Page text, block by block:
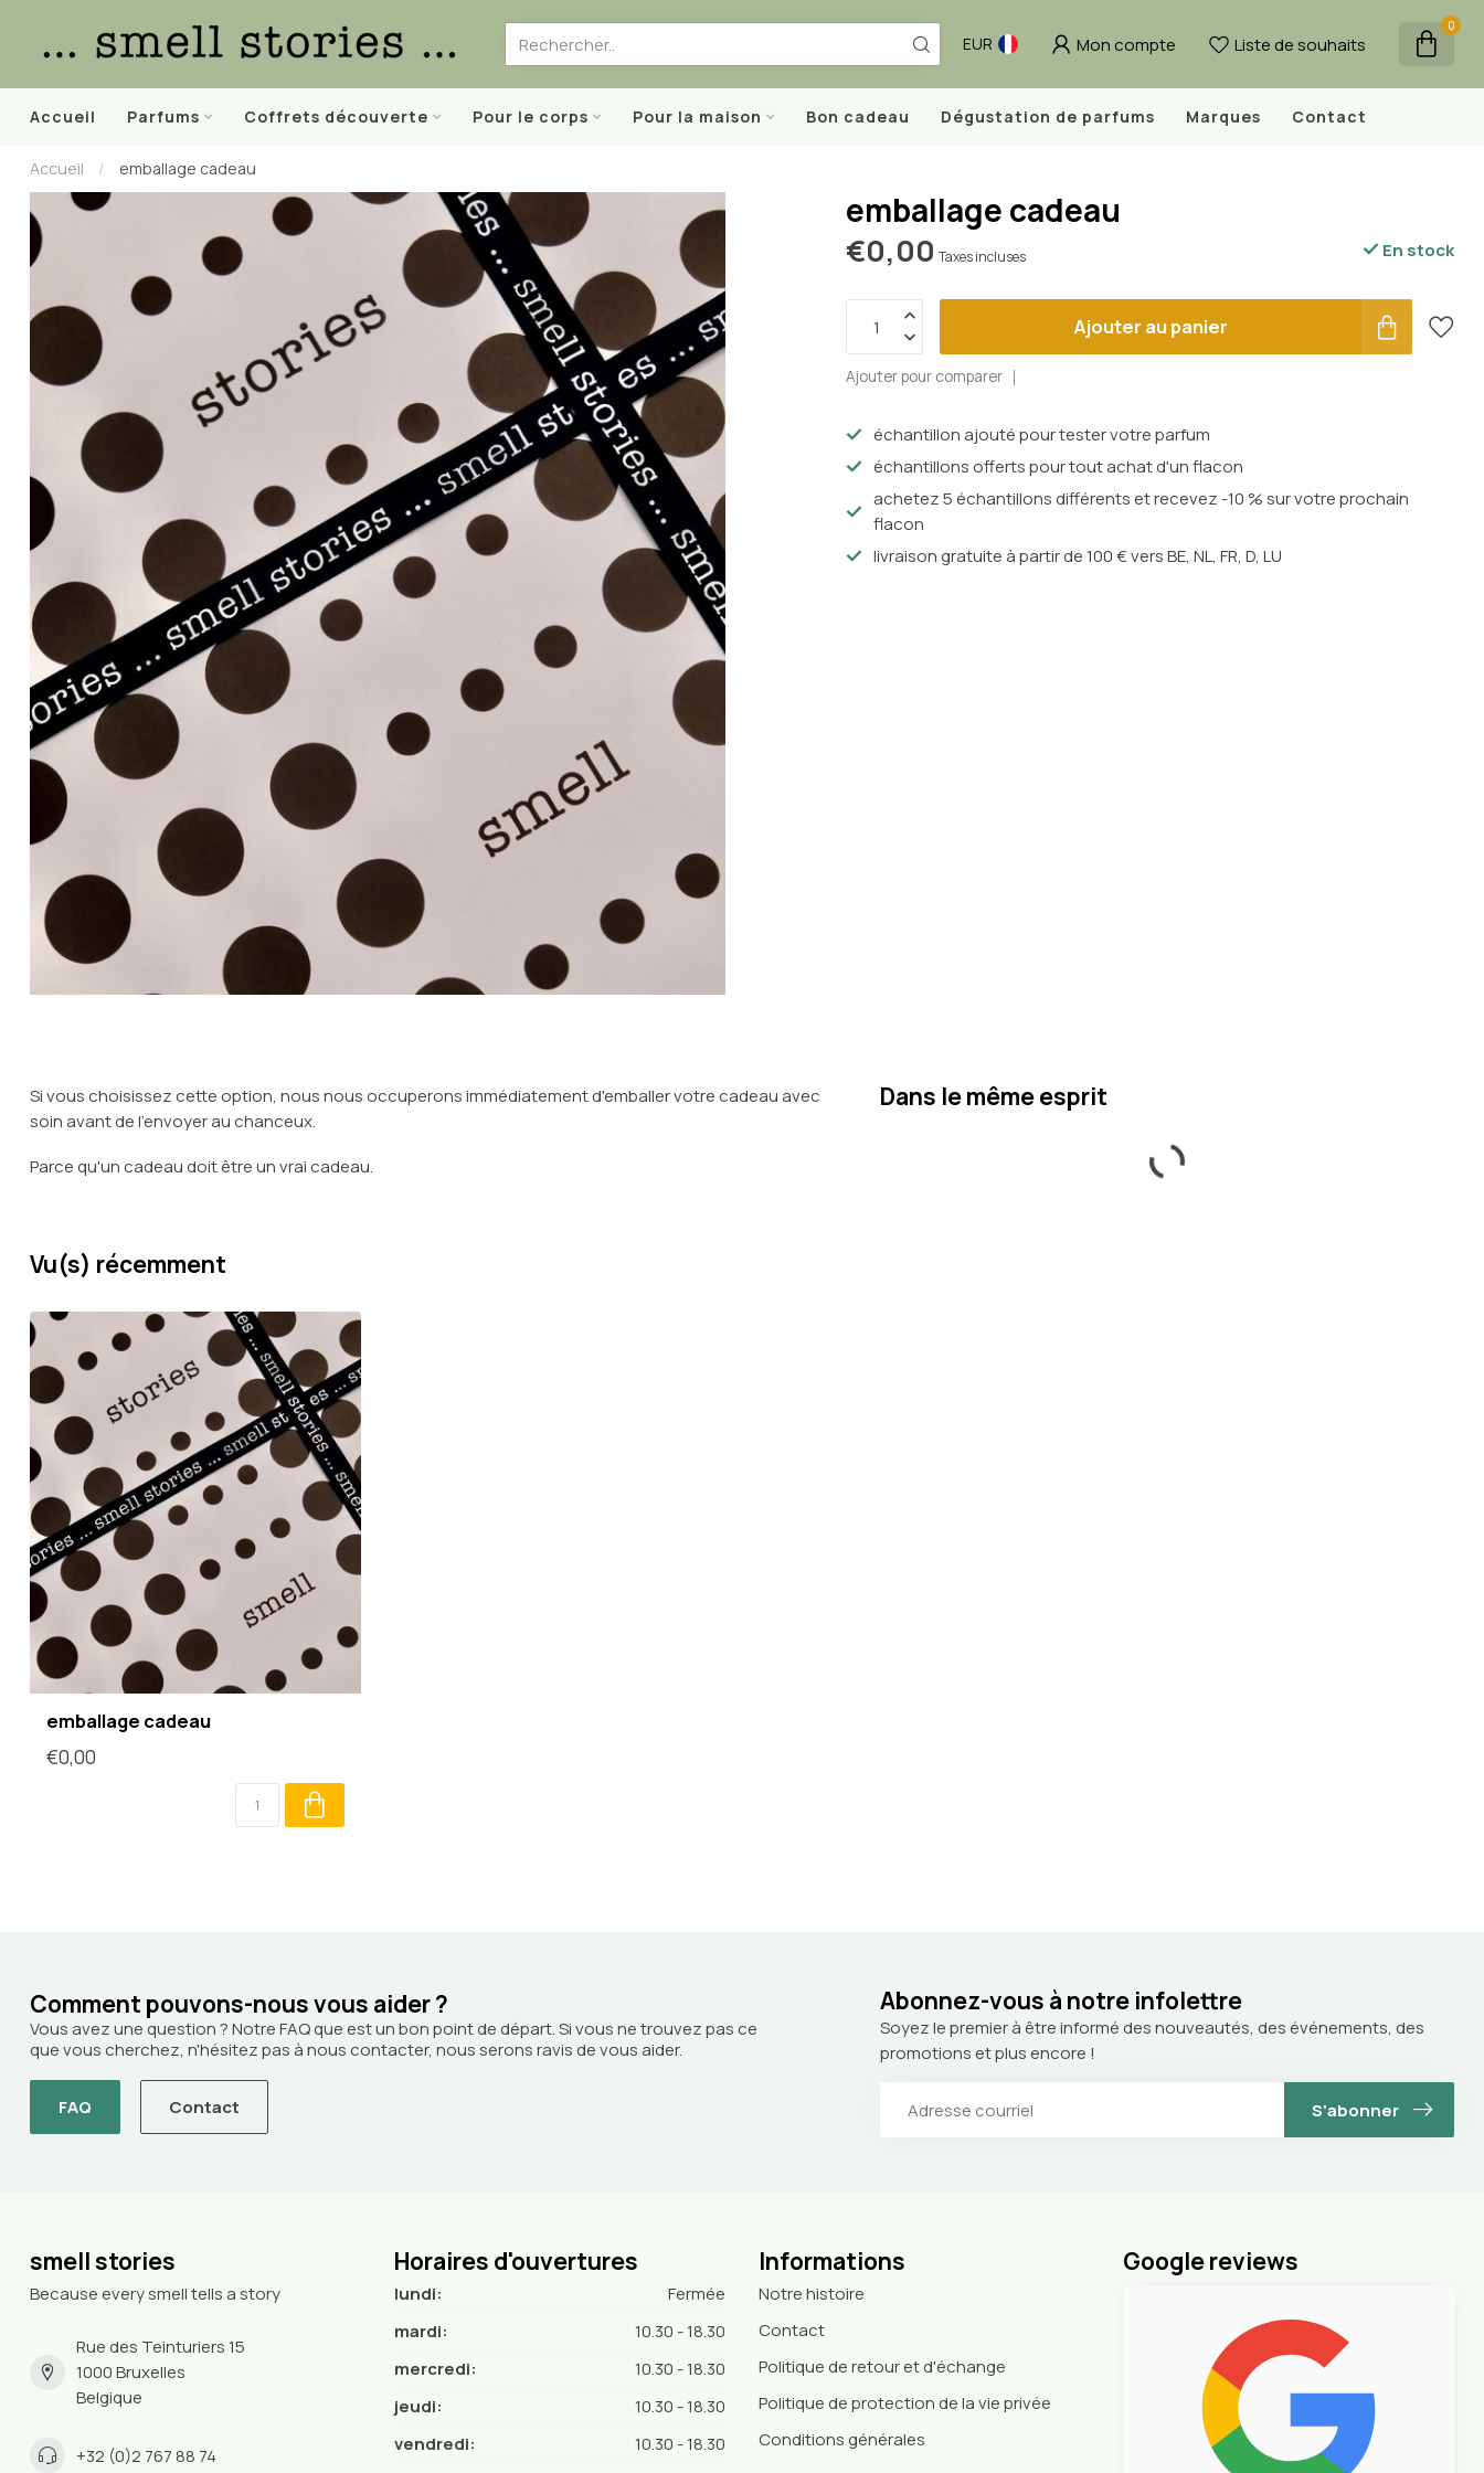
EUR Mon compte Liste de souhaits
0
Accueil Parfums Coffrets découverte Pour le corps Pour la maison Bon cadeau Dégustation de parfums Marques Contact
Accueil / emballage cadeau
emballage cadeau
€0,00 Taxes incluses En stock
Ajouter au panier
Ajouter pour comparer
échantillon ajouté pour tester votre parfum
échantillons offerts pour tout achat d'un flacon
achetez 5 échantillons différents et recevez -10 % sur votre prochain
flacon
livraison gratuite à partir de 100 € vers BE, NL, FR, D, LU
Si vous choisissez cette option, nous nous occuperons immédiatement d'emballer votre cadeau avec
soin avant de l'envoyer au chanceux.
Parce qu'un cadeau doit être un vrai cadeau.
Dans le même esprit
Vu(s) récemment
emballage cadeau
€0,00
Comment pouvons-nous vous aider ?
Vous avez une question ? Notre FAQ que est un bon point de départ. Si vous ne trouvez pas ce
que vous cherchez, n'hésitez pas à nous contacter, nous serons ravis de vous aider.
FAQ Contact
Abonnez-vous à notre infolettre
Soyez le premier à être informé des nouveautés, des événements, des
promotions et plus encore !
S'abonner
smell stories
Because every smell tells a story
Rue des Teinturiers 15
1000 Bruxelles
Belgique
+32 (0)2 767 88 74
Horaires d'ouvertures
lundi:
Fermée
mardi:
10.30 - 18.30
mercredi:
10.30 - 18.30
jeudi:
10.30 - 18.30
vendredi:
10.30 - 18.30
Informations
Notre histoire
Contact
Politique de retour et d'échange
Politique de protection de la vie privée
Conditions générales
Google reviews